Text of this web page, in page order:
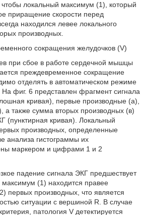
чтобы локальный максимум (1), который
приращение скорости перед
находился левее локального
производных.
сокращения желудочков (V)
при сбое в работе сердечной мышцы
преждевременное сокращение
отделять в автоматическом режиме
На фиг. 6 представлен фрагмент сигнала
кривая), первые производные (а),
а также сумма вторых производных (в)
(пунктирная кривая). Локальный
производных, определенные
анализа гистограммы их
маркером и цифрами 1 и 2
падение сигнала ЭКГ предшествует
максимум (1) находится правее
первых производных, что является
ситуации с вершиной R. В случае
патология V детектируется